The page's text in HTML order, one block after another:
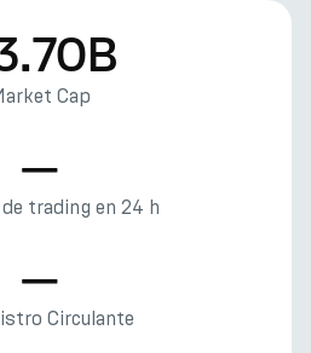
Cap
—
trading en 24 h
—
Circulante